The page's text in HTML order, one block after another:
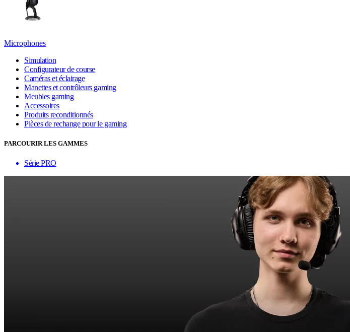
Microphones
Simulation
Configurateur de course
Caméras et éclairage
Manettes et contrôleurs gaming
Meubles gaming
Accessoires
Produits reconditionnés
Pièces de rechange pour le gaming
PARCOURIR LES GAMMES
Série PRO